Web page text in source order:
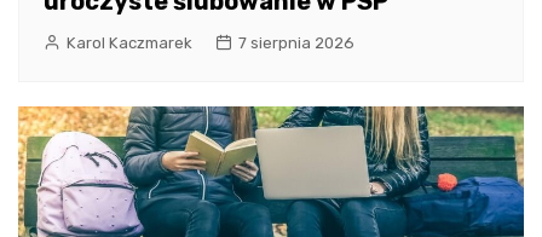
Karol Kaczmarek 7 sierpnia 2026